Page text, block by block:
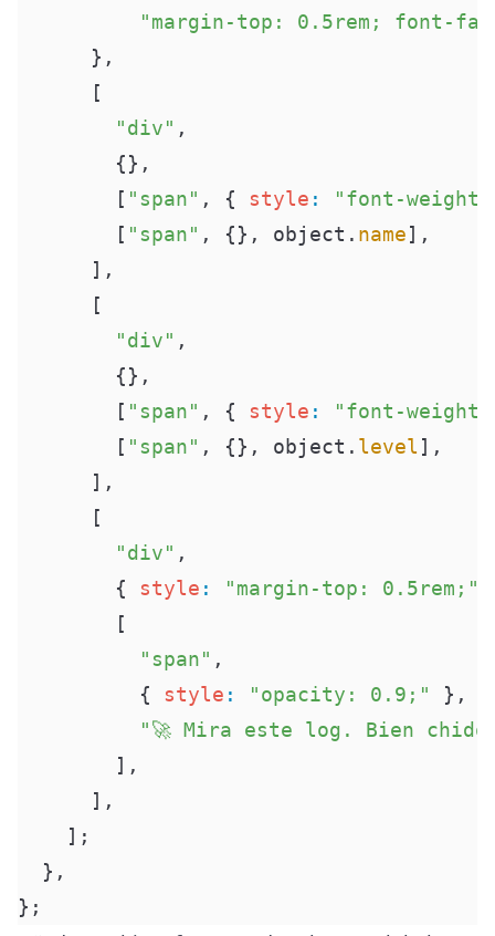
"margin-top: 0.5rem; font-
      },
      [
        "div"
,
        {},
        [
"span" , { style :
"font-
        [
"span" , {}, object . name] ,
      ]
,
      [
        "div"
,
        {},
        [
"span" , { style :
"font-
        [
"span" , {}, object . level] ,
      ]
,
      [
        "div"
,
        {
style : "margin-top: 0.5rem;"
        [
          "span"
,
          {
style : "opacity: 0.9;"
},
"🚀 Mira este log. Bien
        ]
,
      ]
,
    ]
;
  },
};